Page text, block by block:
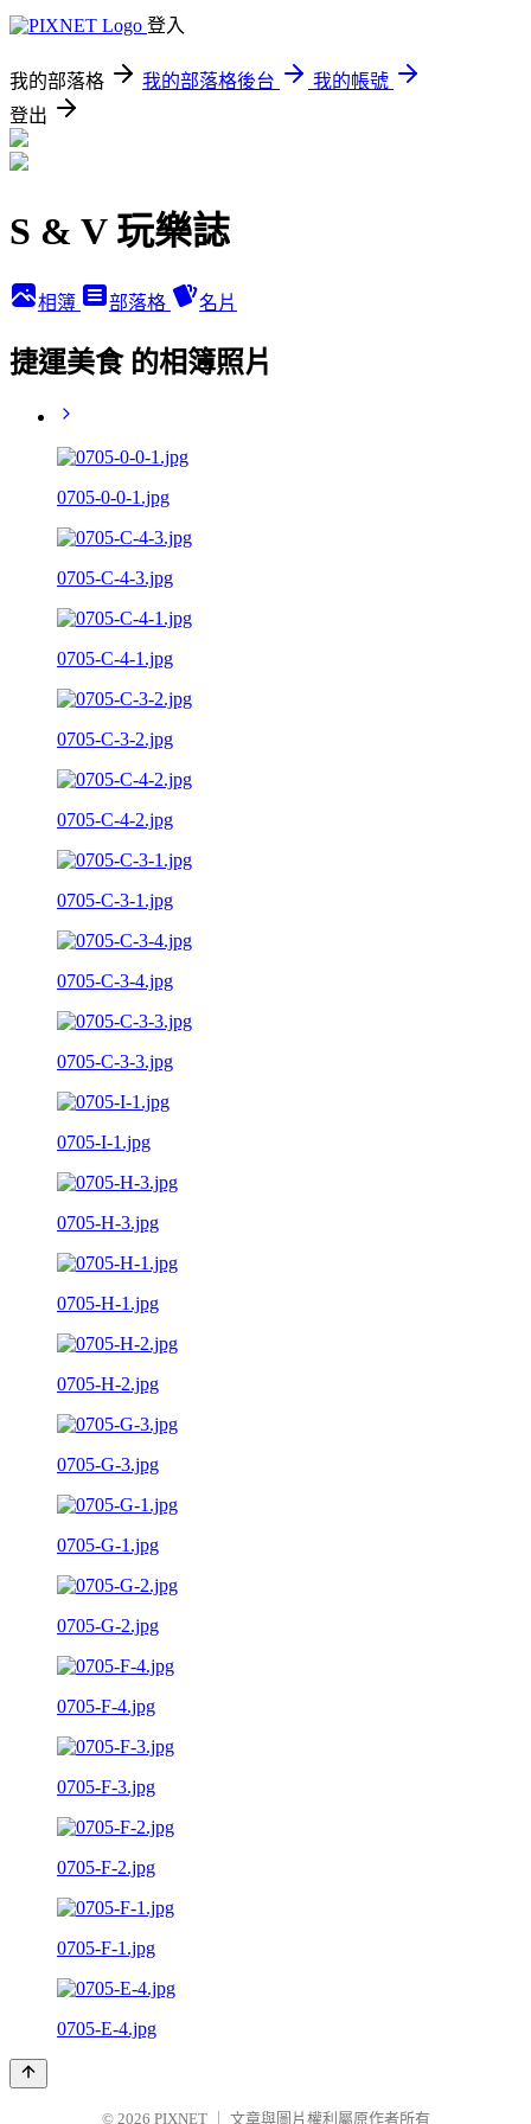
登入
我的部落格 我的部落格後台
我的帳號
登出
S & V 玩樂誌
相簿 部落格 名片
捷運美食 的相簿照片
0705-0-0-1.jpg
0705-C-4-3.jpg
0705-C-4-1.jpg
0705-C-3-2.jpg
0705-C-4-2.jpg
0705-C-3-1.jpg
0705-C-3-4.jpg
0705-C-3-3.jpg
0705-I-1.jpg
0705-H-3.jpg
0705-H-1.jpg
0705-H-2.jpg
0705-G-3.jpg
0705-G-1.jpg
0705-G-2.jpg
0705-F-4.jpg
0705-F-3.jpg
0705-F-2.jpg
0705-F-1.jpg
0705-E-4.jpg
© 2026 PIXNET 文章與圖片權利屬原作者所有